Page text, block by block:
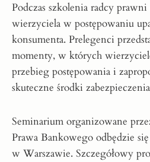
Podczas szkolenia radcy
wierzyciela w postępowaniu
konsumenta. Prelegenci
momenty, w których
przebieg postępowania i
skuteczne środki
Seminarium organizowane
Prawa Bankowego odbędzie
w Warszawie. Szczegółowy